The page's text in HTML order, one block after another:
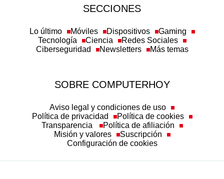
SECCIONES
Lo último Móviles Dispositivos
Gaming
Tecnología
Ciencia
Redes Sociales
Ciberseguridad
Newsletters Más temas
SOBRE COMPUTERHOY
Aviso legal y condiciones de uso
Política de privacidad
Política de cookies
Transparencia
Política de afiliación
Misión y valores
Suscripción
Configuración de cookies